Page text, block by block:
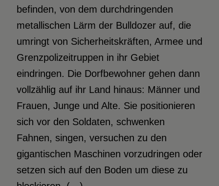
befinden, von dem durchdringenden
metallischen Lärm der Bulldozer auf, die
umringt von Sicherheitskräften, Armee und
Grenzpolizeitruppen in ihr Gebiet
eindringen. Die Dorfbewohner gehen dann
vollzählig auf ihr Land hinaus: Männer und
Frauen, Junge und Alte. Sie positionieren
sich vor den Soldaten, schwenken
Fahnen, singen, versuchen zu den
gigantischen Maschinen vorzudringen oder
setzen sich auf den Boden um diese zu